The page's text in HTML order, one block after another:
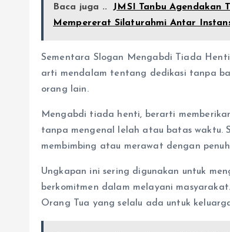
Baca juga ..
JMSI Tanbu Agendakan
Mempererat Silaturahmi Antar
Sementara Slogan Mengabdi Tiada
arti mendalam tentang dedikasi tanpa
orang lain.
Mengabdi tiada henti, berarti
tanpa mengenal lelah atau batas waktu.
membimbing atau merawat dengan
Ungkapan ini sering digunakan untuk
berkomitmen dalam melayani
Orang Tua yang selalu ada untuk